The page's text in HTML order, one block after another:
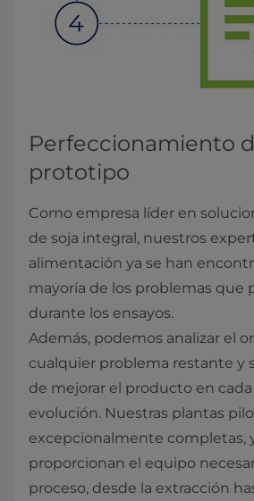
Perfeccionamiento
prototipo
Como empresa líder en
de soja integral, nuestros
alimentación ya se han
mayoría de los problemas que
durante los ensayos.
Además, podemos analizar el
cualquier problema restante y
de mejorar el producto en cada
evolución. Nuestras plantas
excepcionalmente completas,
proporcionan el equipo
proceso, desde la extracción